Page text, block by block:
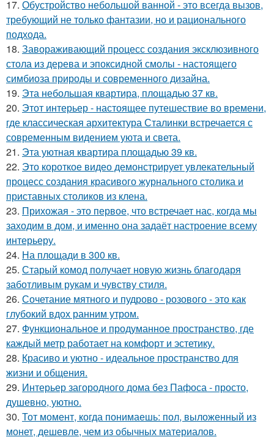
17. Обустройство небольшой ванной - это всегда вызов,
требующий не только фантазии, но и рационального
подхода.
18. Завораживающий процесс создания эксклюзивного
стола из дерева и эпоксидной смолы - настоящего
симбиоза природы и современного дизайна.
19. Эта небольшая квартира, площадью 37 кв.
20. Этот интерьер - настоящее путешествие во времени,
где классическая архитектура Сталинки встречается с
современным видением уюта и света.
21. Эта уютная квартира площадью 39 кв.
22. Это короткое видео демонстрирует увлекательный
процесс создания красивого журнального столика и
приставных столиков из клена.
23. Прихожая - это первое, что встречает нас, когда мы
заходим в дом, и именно она задаёт настроение всему
интерьеру.
24. На площади в 300 кв.
25. Старый комод получает новую жизнь благодаря
заботливым рукам и чувству стиля.
26. Сочетание мятного и пудрово - розового - это как
глубокий вдох ранним утром.
27. Функциональное и продуманное пространство, где
каждый метр работает на комфорт и эстетику.
28. Красиво и уютно - идеальное пространство для
жизни и общения.
29. Интерьер загородного дома без Пафоса - просто,
душевно, уютно.
30. Тот момент, когда понимаешь: пол, выложенный из
монет, дешевле, чем из обычных материалов.